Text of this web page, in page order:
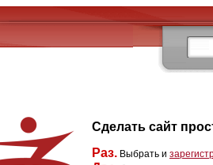
Сделать сайт
Раз. Выбрать и